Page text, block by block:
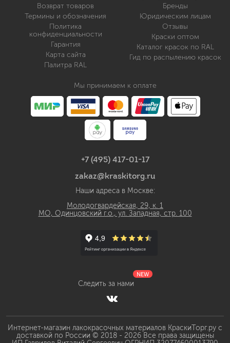
Возврат товаров
Термины и обозначения
Политика
конфиденциальности
Гарантия
Карта сайта
Палитра RAL
Бренды
Юридическим лицам
Отзывы
Краски оптом
Каталог красок по RAL
Гид по распылению красок
Мы принимаем к оплате
+7 (495) 417-01-17
zakaz@kraskitorg.ru
Наши адреса в Москве:
Молодогвардейская, 29, к. 1
МО, Одинцовский г.о., ул. Западная, стр. 100
Следить за нами
NEW
Интернет-магазин лакокрасочных материалов КраскиТорг.ру с
доставкой по России © 2018 - 2026 Все права защищены